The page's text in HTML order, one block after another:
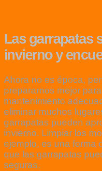
Las garrapatas
invierno y
Ahora no es época,
prepararnos mejor
mantenimiento
eliminar muchos
garrapatas pueden
invierno. Limpiar los
ejemplo, es una forma
que las garrapatas
seguras.